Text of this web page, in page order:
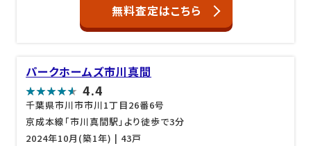
無料査定はこちら
パークホームズ市川真間
4.4
千葉県市川市市川1丁目26番6号
京成本線「市川真間駅」より徒歩で3分
2024年10月(築1年) | 43戸